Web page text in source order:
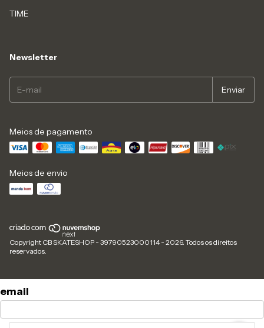
TIME
Newsletter
Meios de pagamento
Meios de envio
Copyright CB SKATESHOP - 39790523000114 - 2026. Todos os direitos
reservados.
email